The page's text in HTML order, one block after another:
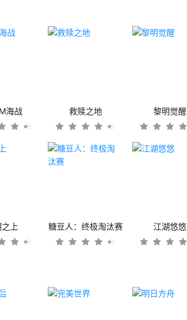
海战 救赎之地 黎明觉醒
上 糖豆人：终极淘汰赛 江湖悠悠